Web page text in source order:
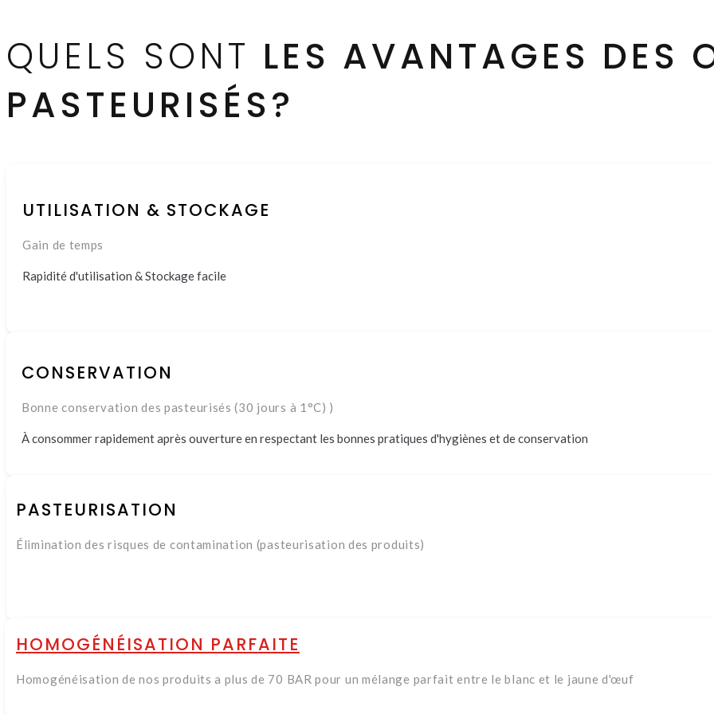
QUELS SONT LES AVANTAGES DES
PASTEURISÉS?
UTILISATION & STOCKAGE
Gain de temps
Rapidité d'utilisation & Stockage facile
CONSERVATION
Bonne conservation des pasteurisés (30 jours à 1°C) )
À consommer rapidement après ouverture en respectant les bonnes pratiques d'hygiènes et de conservation
PASTEURISATION
Élimination des risques de contamination (pasteurisation des produits)
HOMOGÉNÉISATION PARFAITE
Homogénéisation de nos produits a plus de 70 BAR pour un mélange parfait entre le blanc et le jaune d'œuf